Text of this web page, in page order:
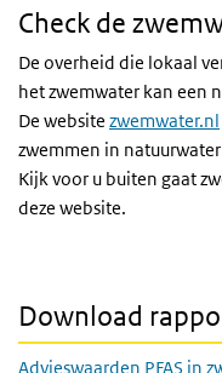
Check de
De overheid die lokaal
het zwemwater kan een
De website zwemwater.nl
zwemmen in
Kijk voor u buiten gaat
deze website.
Download
Advieswaarden PFAS in